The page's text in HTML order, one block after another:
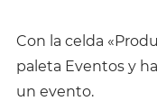
Con la celda
paleta Eventos y
un evento.